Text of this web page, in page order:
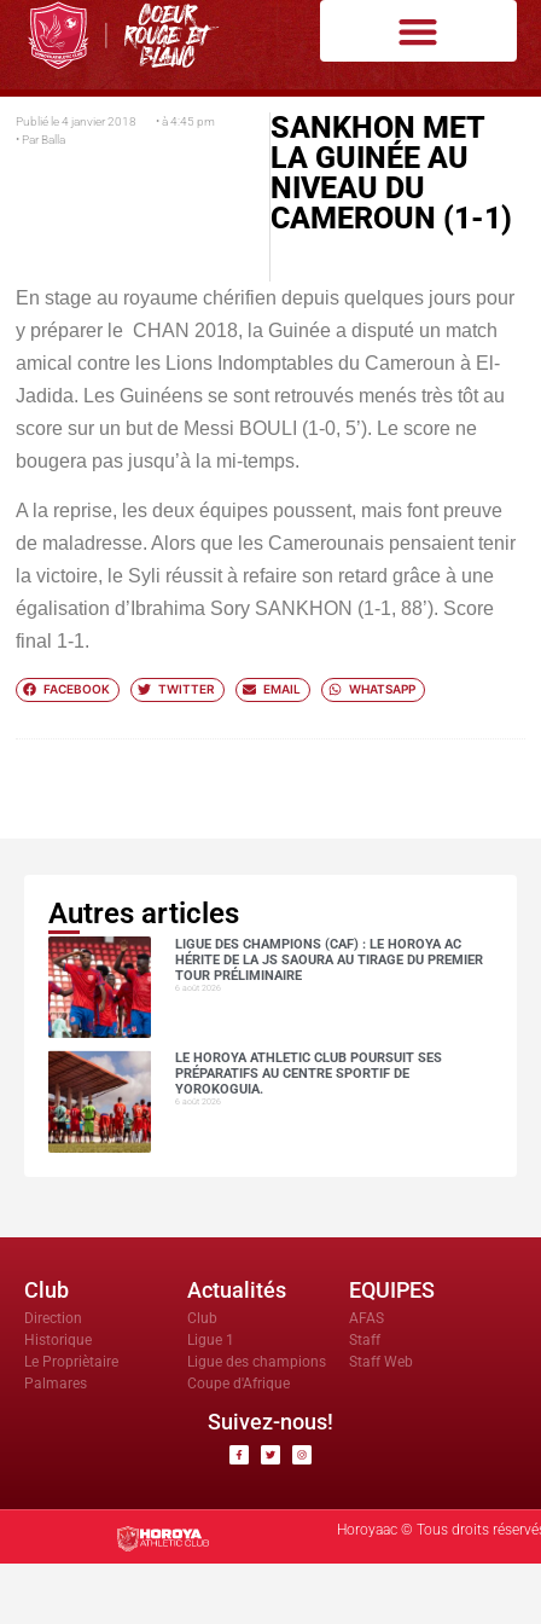
Publié le 4 janvier 2018 • à 4:45 pm
• Par Balla
SANKHON MET
LA GUINÉE AU
NIVEAU DU
CAMEROUN (1-1)
En stage au royaume chérifien depuis quelques jours pour
y préparer le CHAN 2018, la Guinée a disputé un match
amical contre les Lions Indomptables du Cameroun à El-
Jadida. Les Guinéens se sont retrouvés menés très tôt au
score sur un but de Messi BOULI (1-0, 5’). Le score ne
bougera pas jusqu’à la mi-temps.
A la reprise, les deux équipes poussent, mais font preuve
de maladresse. Alors que les Camerounais pensaient tenir
la victoire, le Syli réussit à refaire son retard grâce à une
égalisation d’Ibrahima Sory SANKHON (1-1, 88’). Score
final 1-1.
FACEBOOK TWITTER EMAIL WHATSAPP
Autres articles
LIGUE DES CHAMPIONS (CAF) : LE HOROYA AC
HÉRITE DE LA JS SAOURA AU TIRAGE DU PREMIER
TOUR PRÉLIMINAIRE
6 août 2026
LE HOROYA ATHLETIC CLUB POURSUIT SES
PRÉPARATIFS AU CENTRE SPORTIF DE
YOROKOGUIA.
6 août 2026
Club
Direction
Historique
Le Propriètaire
Palmares
Actualités
Club
Ligue 1
Ligue des champions
Coupe d'Afrique
EQUIPES
AFAS
Staff
Staff Web
Suivez-nous!
Horoyaac © Tous droits